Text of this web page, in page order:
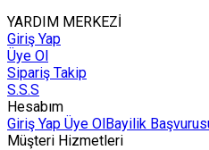
YARDIM MERKEZİ
Giriş Yap
Üye Ol
Sipariş Takip
S.S.S
Hesabım
Giriş Yap Üye OlBayilik
Müşteri Hizmetleri